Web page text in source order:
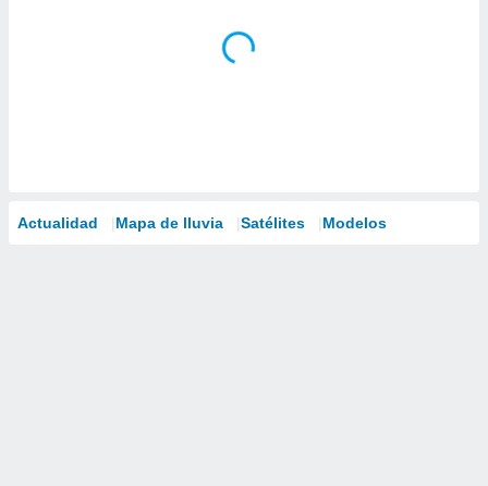
Actualidad Mapa de lluvia Satélites Modelos